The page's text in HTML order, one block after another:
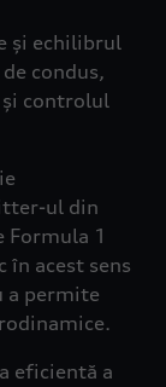
și echilibrul
condus,
controlul
ul din
1
în acest sens
a permite
eficientă a